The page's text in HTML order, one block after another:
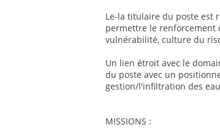
Le-la titulaire du poste est
permettre le renforcement
vulnérabilité, culture du
Un lien étroit avec le
du poste avec un
gestion/l'infiltration des
MISSIONS :